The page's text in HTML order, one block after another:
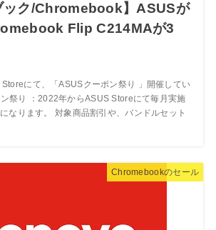
ック/Chromebook】ASUSが
Flip C214MAが3
にて、「ASUSクーポン祭り 」開催してい
祭り ：2022年からASUS Storeにて毎月実施
なります。 対象商品割引や、バンドルセット
Chromebookのセール